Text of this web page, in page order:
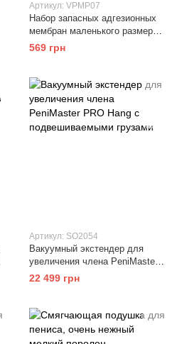
Артикул: VPMP07
Набор запасных адгезионных
мембран маленького размера
(5 шт) для экстендера
Penimaster PRO
569 грн
Артикул: SO2054
Вакуумный экстендер для
увеличения члена PeniMaster
PRO Hang с подвешиваемыми
22 499 грн